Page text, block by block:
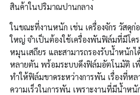
สินค้าในปริมาณปานกลาง
ในขณะที่งานหนัก เช่น เครื่องจักร วัสดุก่
ใหญ่ จำเป็นต้องใช้เครื่องพันฟิล์มที่มีโคร
หมุนเสถียร และสามารถรองรับน้ำหนักไ
หลายตัน พร้อมระบบดึงฟิล์มอัตโนมัติ เ
ทำให้ฟิล์มขาดระหว่างการพัน เรื่องที่ห
ความเร็วในการพัน เพราะงานที่มีน้ำหนั